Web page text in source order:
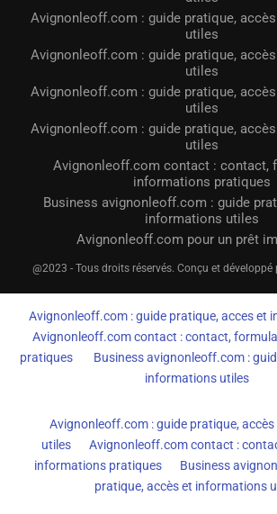
Avignonleoff.com : guide pratique,
utiles
Avignonleoff.com : guide pratique,
utiles
Avignonleoff.com : guide pratique,
utiles
Avignonleoff.com : guide pratique,
utiles
Avignonleoff.com contact : contact,
informations pratiques
Business avignonleoff.com : guide
informations utiles
Avignonleoff.com pour un prêt
@2023 - Tous droits réservés. Conçu et développé
Avignonleoff.com : guide pratique, acces et
Avignonleoff.com contact : contact,
pratiques
Business avignonleoff.com :
informations utiles
Avignonleoff.com : guide pratique,
utiles
Avignonleoff.com contact :
informations pratiques
Business
pratique, accès et informations